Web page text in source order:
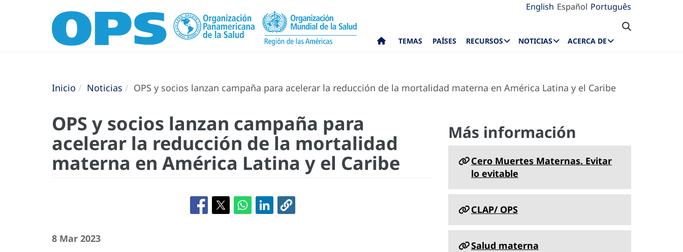
English Español Português
TEMAS PAÍSES RECURSOS NOTICIAS ACERCA DE
Inicio Noticias OPS y socios lanzan campaña para acelerar la reducción de la mortalidad materna en América Latina y el Caribe
OPS y socios lanzan campaña para
acelerar la reducción de la mortalidad
materna en América Latina y el Caribe
8 Mar 2023
Más información
Cero Muertes Maternas. Evitar
lo evitable
CLAP/ OPS
Salud materna